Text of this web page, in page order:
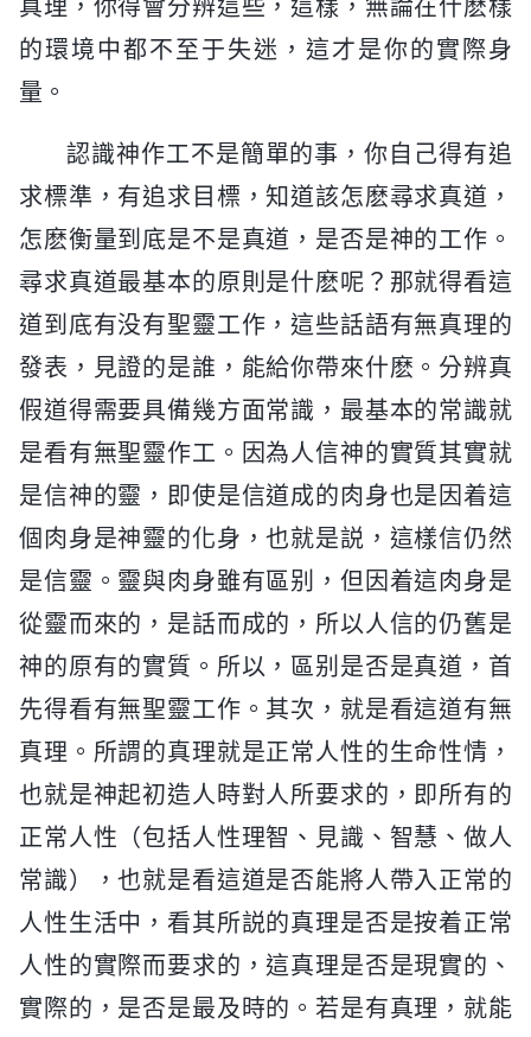
真理，你得會分辨這些，這樣，無論在什麽樣
的環境中都不至于失迷，這才是你的實際身
量。
認識神作工不是簡單的事，你自己得有追
求標準，有追求目標，知道該怎麽尋求真道，
怎麽衡量到底是不是真道，是否是神的工作。
尋求真道最基本的原則是什麽呢？那就得看這
道到底有没有聖靈工作，這些話語有無真理的
發表，見證的是誰，能給你帶來什麽。分辨真
假道得需要具備幾方面常識，最基本的常識就
是看有無聖靈作工。因為人信神的實質其實就
是信神的靈，即使是信道成的肉身也是因着這
個肉身是神靈的化身，也就是説，這樣信仍然
是信靈。靈與肉身雖有區别，但因着這肉身是
從靈而來的，是話而成的，所以人信的仍舊是
神的原有的實質。所以，區别是否是真道，首
先得看有無聖靈工作。其次，就是看這道有無
真理。所謂的真理就是正常人性的生命性情，
也就是神起初造人時對人所要求的，即所有的
正常人性（包括人性理智、見識、智慧、做人
常識），也就是看這道是否能將人帶入正常的
人性生活中，看其所説的真理是否是按着正常
人性的實際而要求的，這真理是否是現實的、
實際的，是否是最及時的。若是有真理，就能